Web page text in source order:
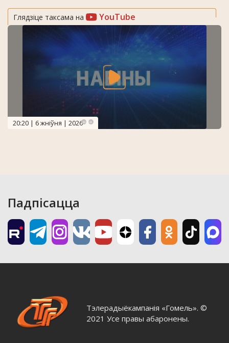
Глядзіце таксама на YouTube
20:20 | 6 жніўня | 2026
Падпісацца
Тэлерадыёкампанія «Гомель». ©
2021 Усе правы абаронены.